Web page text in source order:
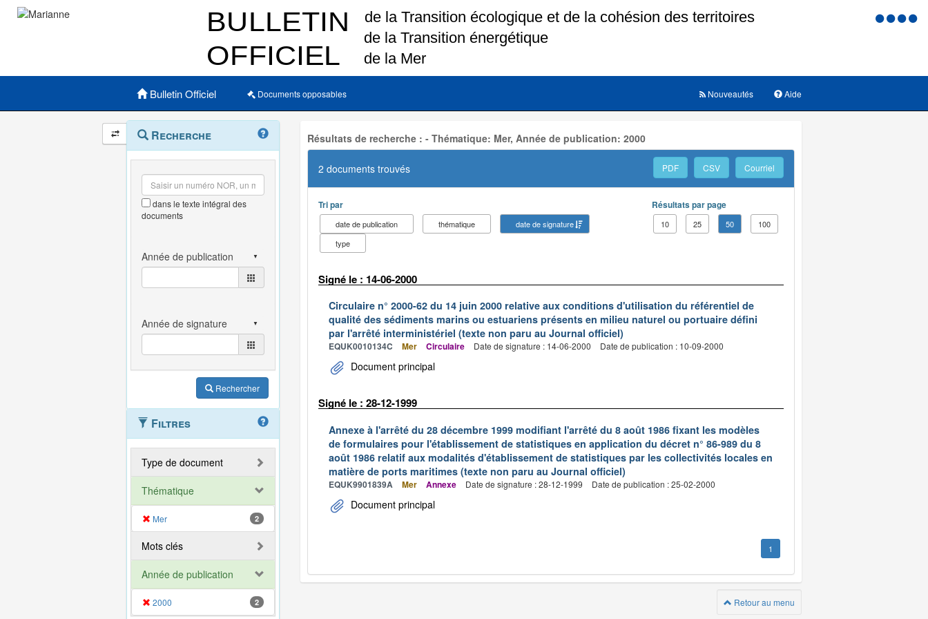
Menu
Menu principal
Bulletin Officiel Documents opposables Aide
Nouveautés
Navigation
et
outils
annexes
Menu
contextuel
Recherche
dans le texte intégral des
documents
Rechercher
Filtres
Type de document
Thématique
Mer 2
Mots clés
Année de publication
2000 2
Résultats de recherche : - Thématique: Mer, Année de publication: 2000
2 documents trouvés PDF CSV Courriel
Tri par
date de publication thématique
date de signature
type
Résultats par page
10 25 50 100
Signé le : 14-06-2000
Circulaire n° 2000-62 du 14 juin 2000 relative aux conditions d'utilisation du référentiel de
qualité des sédiments marins ou estuariens présents en milieu naturel ou portuaire défini
par l'arrêté interministériel (texte non paru au Journal officiel)
EQUK0010134C Mer Circulaire Date de signature : 14-06-2000 Date de publication : 10-09-2000
Document principal
Signé le : 28-12-1999
Annexe à l'arrêté du 28 décembre 1999 modifiant l'arrêté du 8 août 1986 fixant les modèles
de formulaires pour l'établissement de statistiques en application du décret n° 86-989 du 8
août 1986 relatif aux modalités d'établissement de statistiques par les collectivités locales en
matière de ports maritimes (texte non paru au Journal officiel)
EQUK9901839A Mer Annexe Date de signature : 28-12-1999 Date de publication : 25-02-2000
Document principal
1
Retour au menu